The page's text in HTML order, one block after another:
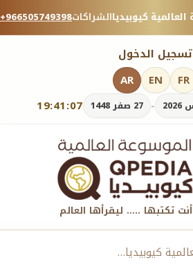
+966505749398الشراكات
تسجيل الدخول
19:41:08 - 27 صفر 1448
AR EN FR
أنت تكتبها ..... ليقرأها العالم